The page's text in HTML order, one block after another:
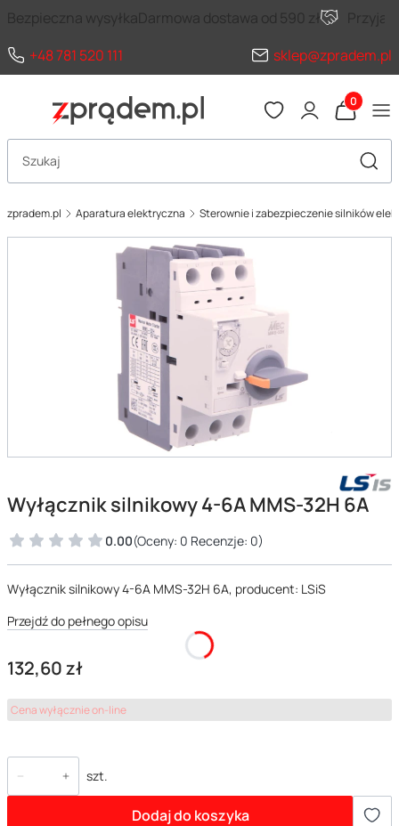
Bezpieczna wysyłkaDarmowa dostawa od 590 zł
+48 781 520 111
sklep@zpradem.pl
Produkty
Otwórz wyszukiwarkę
zpradem.pl Aparatura elektryczna Sterownie i zabezpieczenie silników
Wyłącznik silnikowy 4-6A MMS-32H 6A
0.00(Oceny: 0 Recenzje: 0)
Wyłącznik silnikowy 4-6A MMS-32H 6A, producent: LSiS
Przejdź do pełnego opisu
Cena
132,60 zł
Cena wyłącznie on-line
szt.
Dodaj do koszyka